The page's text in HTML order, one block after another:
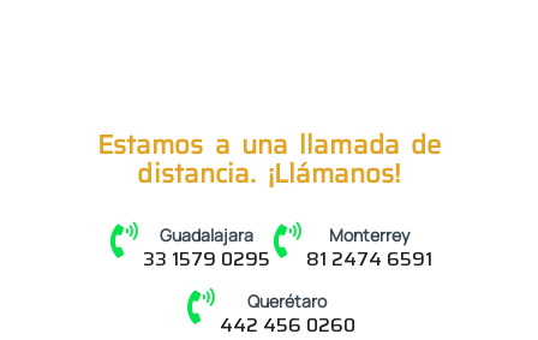
Estamos a una llamada de
distancia. ¡Llámanos!
Guadalajara
33 1579 0295
Monterrey
81 2474 6591
Querétaro
442 456 0260